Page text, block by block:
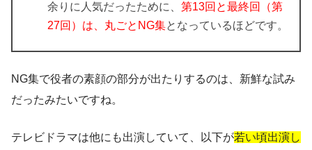
余りに人気だったために、 第13回と最終回（第
27回）は、丸ごとNG集となっているほどです。
NG集で役者の素顔の部分が出たりするのは、新鮮な試み
だったみたいですね。
テレビドラマは他にも出演していて、以下が若い頃出演し